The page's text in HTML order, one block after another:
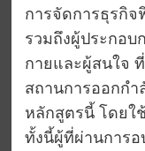
การจัดการธุรกิจ
รวมถึงผู้ประกอบ
กายและผู้สนใจ
สถานการออกกำ
หลักสูตรนี้ โดยใ
ทั้งนี้ผู้ที่ผ่านการ